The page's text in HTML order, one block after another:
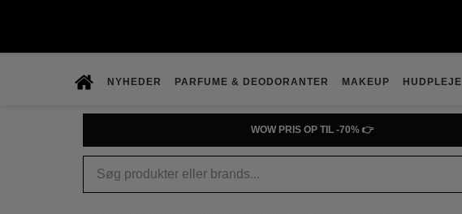
NYHEDER PARFUME & DEODORANTER MAKEUP HUDPLEJE
WOW PRIS OP TIL -70% 👉